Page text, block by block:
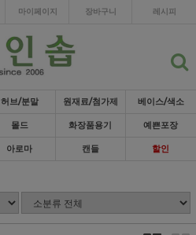
마이페이지 장바구니 레시피
허브/분말 원재료/첨가제 베이스/색소
몰드 화장품용기 예쁜포장
아로마 캔들 할인